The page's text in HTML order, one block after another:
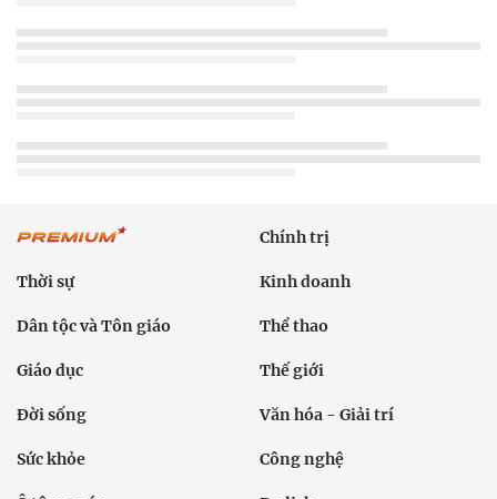
Chính trị
Thời sự Kinh doanh
Dân tộc và Tôn giáo Thể thao
Giáo dục Thế giới
Đời sống Văn hóa - Giải trí
Sức khỏe Công nghệ